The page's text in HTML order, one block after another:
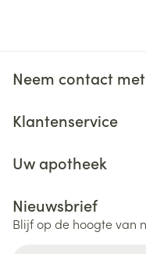
Neem contact
Klantenservice
Uw apotheek
Nieuwsbrief
Blijf op de hoogte van